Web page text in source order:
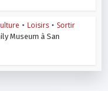
• Loisirs • Sortir
Museum à San